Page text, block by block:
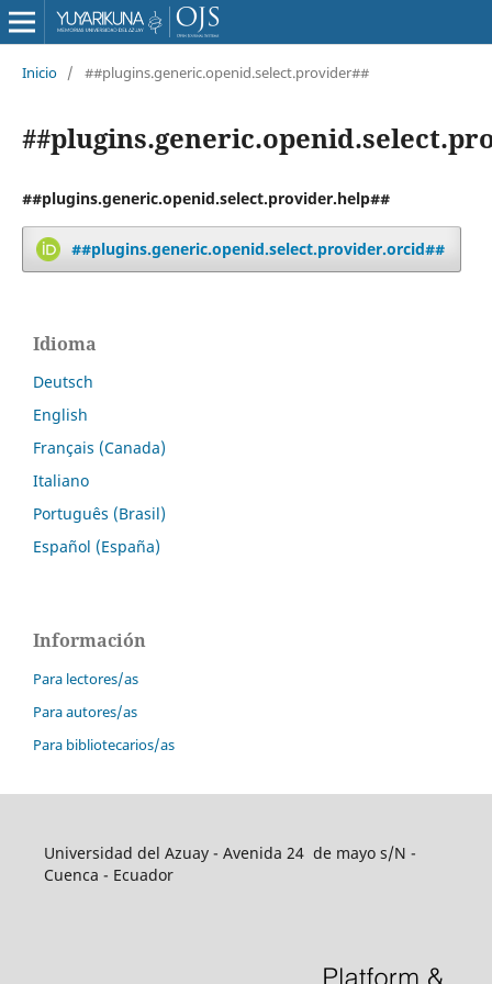
Inicio / ##plugins.generic.openid.select.provider##
##plugins.generic.openid.select.provider.help##
##plugins.generic.openid.select.provider.orcid##
Idioma
Deutsch
English
Français (Canada)
Italiano
Português (Brasil)
Español (España)
Información
Para lectores/as
Para autores/as
Para bibliotecarios/as
Universidad del Azuay - Avenida 24 de mayo s/N -
Cuenca - Ecuador